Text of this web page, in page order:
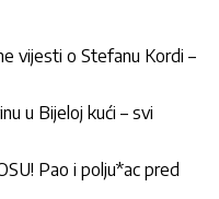
vijesti o Stefanu Kordi –
u Bijeloj kući – svi
Pao i polju*ac pred